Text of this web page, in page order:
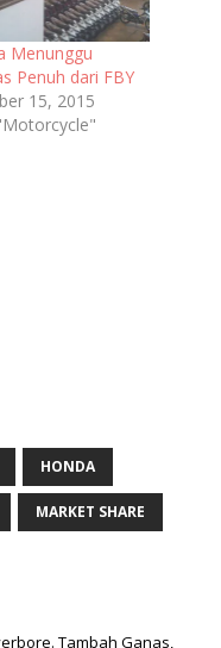
Menunggu
Penuh dari FBY
15, 2015
HONDA
MARKET SHARE
Tambah Ganas,